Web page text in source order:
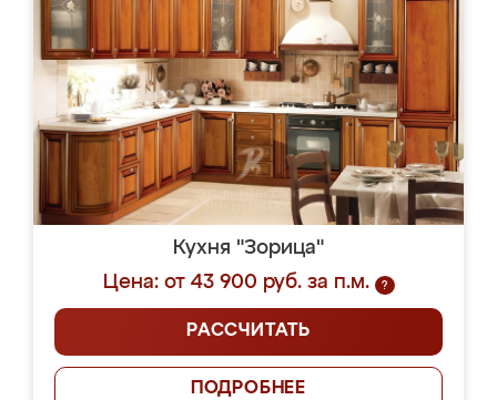
Кухня "Зорица"
Цена: от 43 900 руб. за п.м.
?
РАССЧИТАТЬ
ПОДРОБНЕЕ